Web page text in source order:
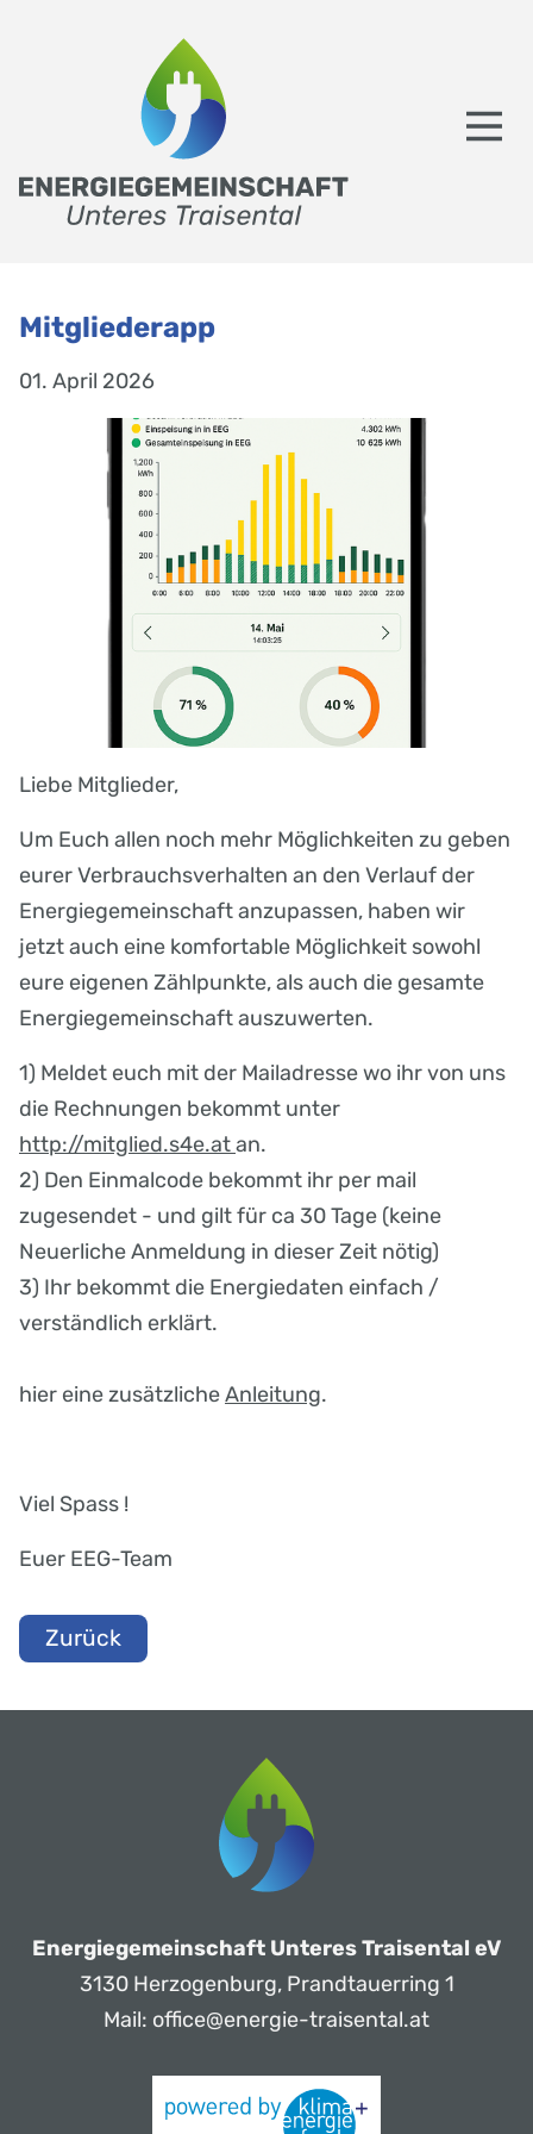
Mitgliederapp
01. April 2026
Liebe Mitglieder,
Um Euch allen noch mehr Möglichkeiten zu geben
eurer Verbrauchsverhalten an den Verlauf der
Energiegemeinschaft anzupassen, haben wir
jetzt auch eine komfortable Möglichkeit sowohl
eure eigenen Zählpunkte, als auch die gesamte
Energiegemeinschaft auszuwerten.
1) Meldet euch mit der Mailadresse wo ihr von uns
die Rechnungen bekommt unter
http://mitglied.s4e.atan.
2) Den Einmalcode bekommt ihr per mail
zugesendet - und gilt für ca 30 Tage (keine
Neuerliche Anmeldung in dieser Zeit nötig)
3) Ihr bekommt die Energiedaten einfach /
verständlich erklärt.
hier eine zusätzlicheAnleitung.
Viel Spass !
Euer EEG-Team
Zurück
Energiegemeinschaft Unteres Traisental eV
3130 Herzogenburg, Prandtauerring 1
Mail: office@energie-traisental.at